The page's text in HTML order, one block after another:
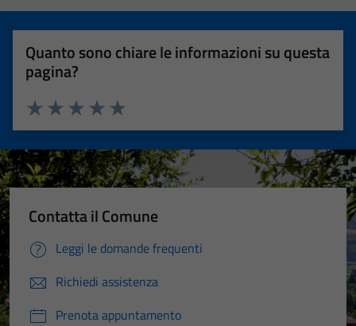
Quanto sono chiare le informazioni su questa
pagina?
Valuta 5 stelle su 5
Valuta 4 stelle su 5
Valuta 3 stelle su 5
Valuta 2 stelle su 5
Valuta 1 stelle su 5
Contatta il Comune
Leggi le domande frequenti
Richiedi assistenza
Prenota appuntamento